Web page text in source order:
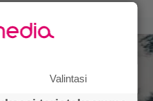
Valintasi